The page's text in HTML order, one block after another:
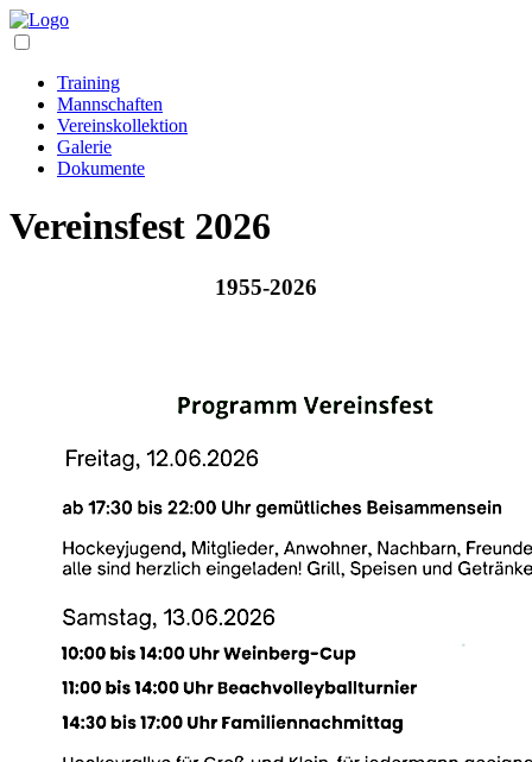
Training
Mannschaften
Vereinskollektion
Galerie
Dokumente
Vereinsfest 2026
1955-2026